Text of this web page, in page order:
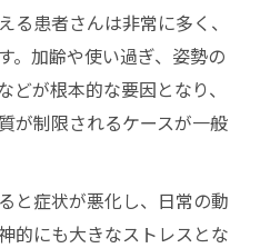
患者さんは非常に多く、
。加齢や使い過ぎ、姿勢の
が根本的な要因となり、
が制限されるケースが一般
と症状が悪化し、日常の動
的にも大きなストレスとな